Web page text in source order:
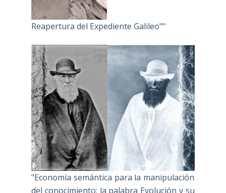
Reapertura del Expediente Galileo""
"Economía semántica para la manipulación
del conocimiento: la palabra Evolución y su